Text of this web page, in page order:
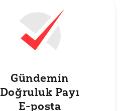
Gündemin
Doğruluk Payı
E-posta